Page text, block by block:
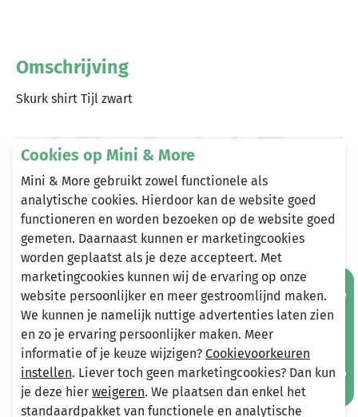
Omschrijving
Skurk shirt Tijl zwart
Heeft u vragen?
Stuur een e-mail
info@miniandmore.nl
Andere bekeken ook
Wellicht ook iets voor jou?
-75% -75% Mis geen aanbiedingen!
Cookies op Mini & More
Mini & More gebruikt zowel functionele als
analytische cookies. Hierdoor kan de website goed
functioneren en worden bezoeken op de website goed
gemeten. Daarnaast kunnen er marketingcookies
worden geplaatst als je deze accepteert. Met
marketingcookies kunnen wij de ervaring op onze
website persoonlijker en meer gestroomlijnd maken.
We kunnen je namelijk nuttige advertenties laten zien
en zo je ervaring persoonlijker maken. Meer
informatie of je keuze wijzigen? Cookievoorkeuren
instellen. Liever toch geen marketingcookies? Dan kun
je deze hier weigeren. We plaatsen dan enkel het
standaardpakket van functionele en analytische